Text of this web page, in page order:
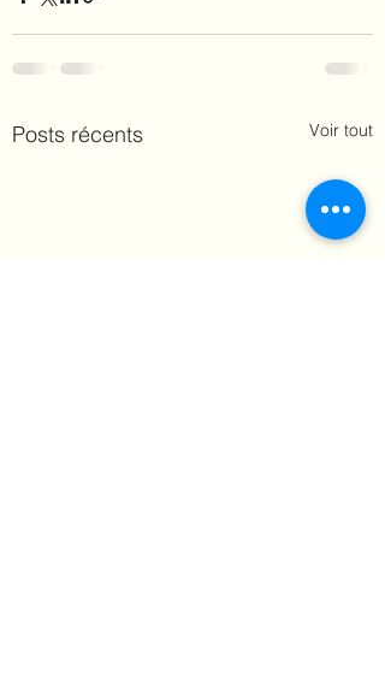
Posts récents Voir tout